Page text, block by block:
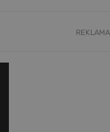
REKLAMA